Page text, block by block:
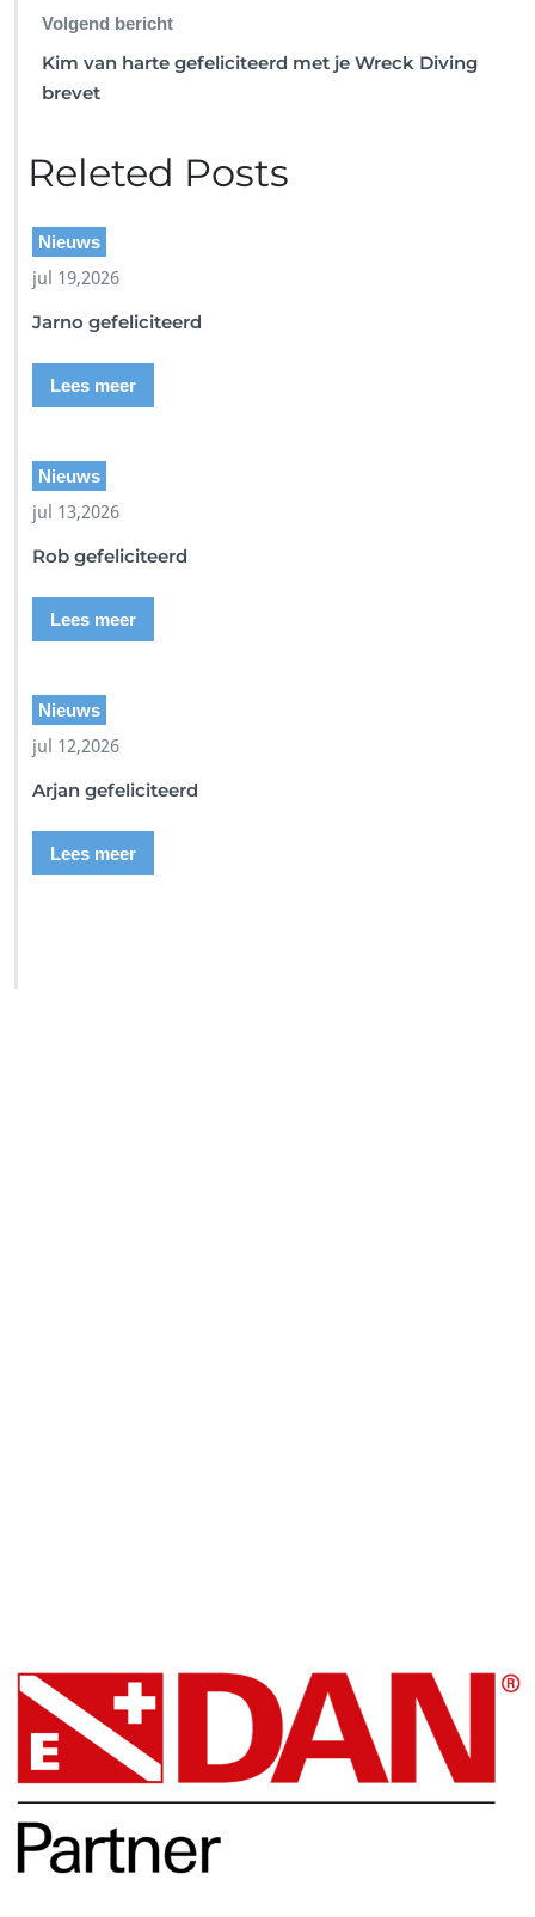
Volgend bericht
Kim van harte gefeliciteerd met je Wreck Diving
brevet
Releted Posts
Nieuws
jul 19,2026
Jarno gefeliciteerd
Lees meer
Nieuws
jul 13,2026
Rob gefeliciteerd
Lees meer
Nieuws
jul 12,2026
Arjan gefeliciteerd
Lees meer